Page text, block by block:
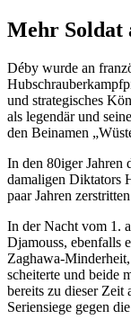
Mehr Soldat
Déby wurde an
und strategisches
als legendär und
den Beinamen
In den 80iger Jahren
damaligen Diktators
paar Jahren
In der Nacht vom 1.
Djamouss, ebenfalls
Zaghawa-
scheiterte und beide
bereits zu dieser Zeit
Seriensiege gegen